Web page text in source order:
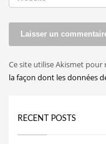
Ce site utilise Akismet pour
la façon dont les données
RECENT POSTS